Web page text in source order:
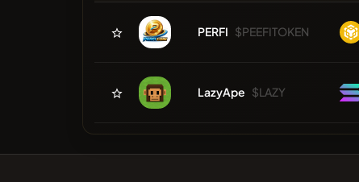
PERFI $PEEFITOKEN
LazyApe $LAZY